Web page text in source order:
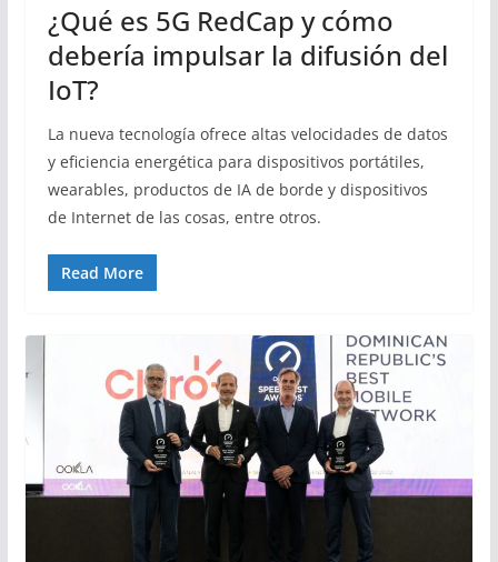
¿Qué es 5G RedCap y cómo
debería impulsar la difusión del
IoT?
La nueva tecnología ofrece altas velocidades de datos
y eficiencia energética para dispositivos portátiles,
wearables, productos de IA de borde y dispositivos
de Internet de las cosas, entre otros.
Read More